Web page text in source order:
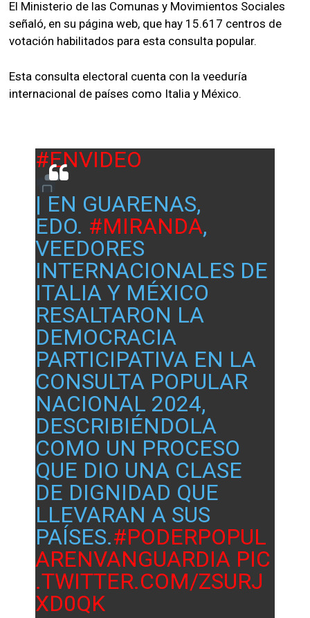
El Ministerio de las Comunas y Movimientos Sociales
señaló, en su página web, que hay 15.617 centros de
votación habilitados para esta consulta popular.
Esta consulta electoral cuenta con la veeduría
internacional de países como Italia y México.
#ENVIDEO
| EN GUARENAS,
EDO. #MIRANDA,
VEEDORES
INTERNACIONALES DE
ITALIA Y MÉXICO
RESALTARON LA
DEMOCRACIA
PARTICIPATIVA EN LA
CONSULTA POPULAR
NACIONAL 2024,
DESCRIBIÉNDOLA
COMO UN PROCESO
QUE DIO UNA CLASE
DE DIGNIDAD QUE
LLEVARAN A SUS
PAÍSES.#PODERPOPUL
ARENVANGUARDIA PIC
.TWITTER.COM/ZSURJ
XD0QK